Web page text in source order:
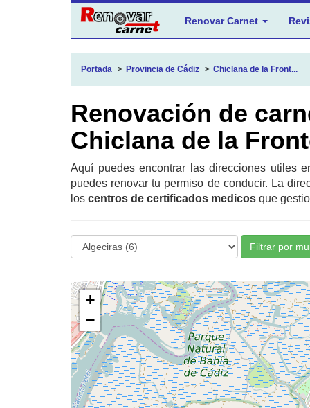
Renovar Carnet
Portada Provincia de Cádiz Chiclana de la Front...
Renovación de
Chiclana de la
Aquí puedes encontrar las direcciones utiles
puedes renovar tu permiso de conducir. La
los centros de certificados medicos que
Filtrar por
+
−